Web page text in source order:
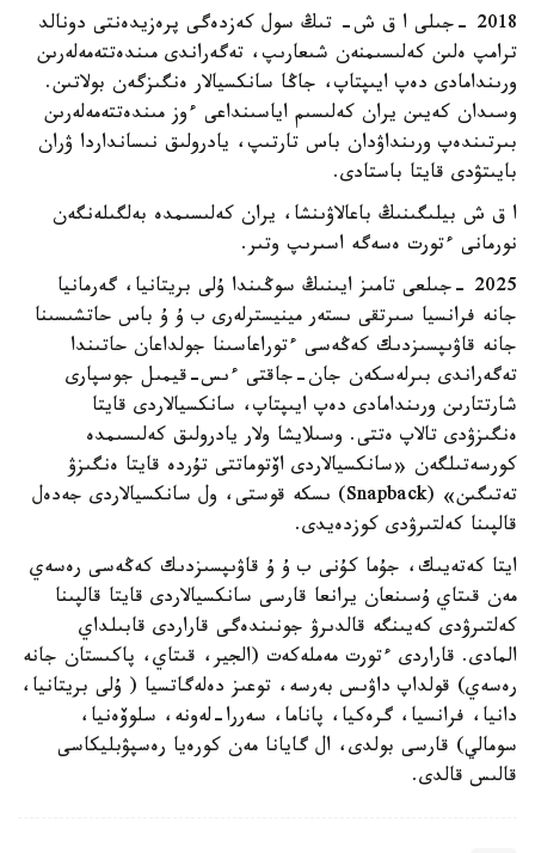
2018 -جىلى ا ق ش- تىڭ سول كەزدەگى پرەزيدەنتى دونالد
ترامپ ەلىن كەلىسىمنەن شىعارىپ، تەگەراندى مىندەتتەمەلەرىن
ورىندامادى دەپ ايىپتاپ، جاڭا سانكسيالار ەنگىزگەن بولاتىن.
وسىدان كەيىن يران كەلىسىم اياسىنداعى ءوز مىندەتتەمەلەرىن
بىرتىندەپ ورىنداۋدان باس تارتىپ، يادرولىق نىسانداردا ۋران
بايىتۋدى قايتا باستادى.
ا ق ش بيلىگىنىڭ باعالاۋىنشا، يران كەلىسىمدە بەلگىلەنگەن
نورمانى ءتورت ەسەگە اسىرىپ وتىر.
2025 -جىلعى تامىز ايىنىڭ سوڭىندا ۇلى بريتانيا، گەرمانيا
جانە فرانسيا سىرتقى ىستەر مينيسترلەرى ب ۇ ۇ باس حاتشىسىنا
جانە قاۋىپسىزدىك كەڭەسى ءتوراعاسىنا جولداعان حاتىندا
تەگەراندى بىرلەسكەن جان-جاقتى ءىس-قيمىل جوسپارى
شارتتارىن ورىندامادى دەپ ايىپتاپ، سانكسيالاردى قايتا
ەنگىزۋدى تالاپ ەتتى. وسىلايشا ولار يادرولىق كەلىسىمدە
كورسەتىلگەن «سانكسيالاردى اۆتوماتتى تۇردە قايتا ەنگىزۋ
تەتىگىن» (Snapback) ىسكە قوستى، ول سانكسيالاردى جەدەل
قالپىنا كەلتىرۋدى كوزدەيدى.
ايتا كەتەيىك، جۇما كۇنى ب ۇ ۇ قاۋىپسىزدىك كەڭەسى رەسەي
مەن قىتاي ۇسىنعان يرانعا قارسى سانكسيالاردى قايتا قالپىنا
كەلتىرۋدى كەيىنگە قالدىرۋ جونىندەگى قاراردى قابىلداي
المادى. قاراردى ءتورت مەملەكەت (الجير، قىتاي، پاكىستان جانە
رەسەي) قولداپ داۋىس بەرسە، توعىز دەلەگاتسيا ( ۇلى بريتانيا،
دانيا، فرانسيا، گرەكيا، پاناما، سەررا-لەونە، سلوۆەنيا،
سومالي) قارسى بولدى، ال گايانا مەن كورەيا رەسپۋبليكاسى
قالىس قالدى.